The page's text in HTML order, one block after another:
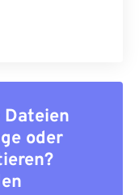
Dateien
oder